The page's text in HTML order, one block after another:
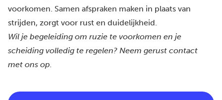
voorkomen. Samen afspraken maken in plaats van
strijden, zorgt voor rust en duidelijkheid.
Wil je begeleiding om ruzie te voorkomen en je
scheiding volledig te regelen? Neem gerust contact
met ons op.